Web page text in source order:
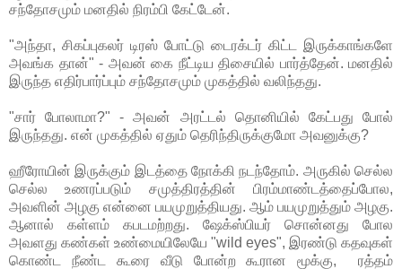
சந்தோசமும் மனதில் நிரம்பி கேட்டேன்.
"அந்தா, சிகப்புகலர் டிரஸ் போட்டு டைரக்டர் கிட்ட இருக்காங்களே
அவங்க தான்" - அவன் கை நீட்டிய திசையில் பார்த்தேன். மனதில்
இருந்த எதிர்பார்ப்பும் சந்தோசமும் முகத்தில் வலிந்தது.
"சார் போலாமா?" - அவன் அரட்டல் தொனியில் கேட்பது போல்
இருந்தது. என் முகத்தில் ஏதும் தெரிந்திருக்குமோ அவனுக்கு?
ஹீரோயின் இருக்கும் இடத்தை நோக்கி நடந்தோம். அருகில் செல்ல
செல்ல உணரப்படும் சமுத்திரத்தின் பிரம்மாண்டத்தைப்போல,
அவளின் அழகு என்னை பயமுறுத்தியது. ஆம் பயமுறுத்தும் அழகு.
ஆனால் கள்ளம் கபடமற்றது. ஷேக்ஸ்பியர் சொன்னது போல
அவளது கண்கள் உண்மையிலேயே "wild eyes", இரண்டு கதவுகள்
கொண்ட நீண்ட கூரை வீடு போன்ற கூரான மூக்கு, ரத்தம்